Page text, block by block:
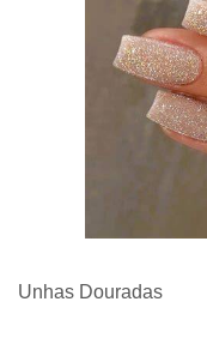
Unhas Douradas